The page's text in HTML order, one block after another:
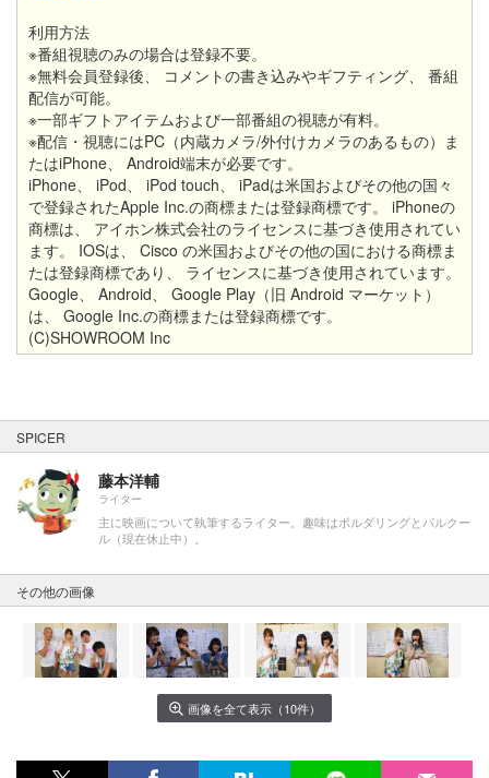
利用方法
※番組視聴のみの場合は登録不要。
※無料会員登録後、 コメントの書き込みやギフティング、 番組
配信が可能。
※一部ギフトアイテムおよび一部番組の視聴が有料。
※配信・視聴にはPC（内蔵カメラ/外付けカメラのあるもの）ま
たはiPhone、 Android端末が必要です。
iPhone、 iPod、 iPod touch、 iPadは米国およびその他の国々
で登録されたApple Inc.の商標または登録商標です。 iPhoneの
商標は、 アイホン株式会社のライセンスに基づき使用されてい
ます。 IOSは、 Cisco の米国およびその他の国における商標ま
たは登録商標であり、 ライセンスに基づき使用されています。
Google、 Android、 Google Play（旧 Android マーケット）
は、 Google Inc.の商標または登録商標です。
(C)SHOWROOM Inc
SPICER
藤本洋輔
ライター
主に映画について執筆するライター。趣味はボルダリングとパルクー
ル（現在休止中）。
その他の画像
画像を全て表示（10件）